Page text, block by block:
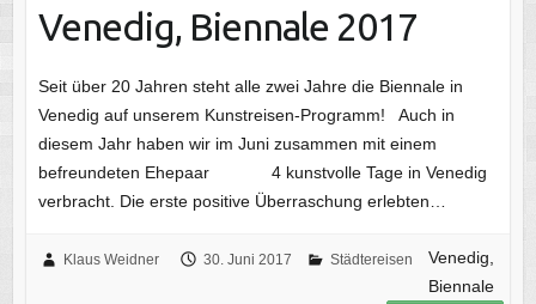
Venedig, Biennale 2017
Seit über 20 Jahren steht alle zwei Jahre die Biennale in
Venedig auf unserem Kunstreisen-Programm! Auch in
diesem Jahr haben wir im Juni zusammen mit einem
befreundeten Ehepaar 4 kunstvolle Tage in Venedig
verbracht. Die erste positive Überraschung erlebten…
Klaus Weidner 30. Juni 2017 Städtereisen
Venedig,
Biennale